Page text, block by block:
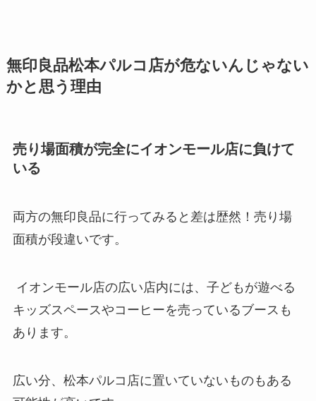
無印良品松本パルコ店が危ないんじゃない
かと思う理由
売り場面積が完全にイオンモール店に負けて
いる
両方の無印良品に行ってみると差は歴然！売り場
面積が段違いです。
イオンモール店の広い店内には、子どもが遊べる
キッズスペースやコーヒーを売っているブースも
あります。
広い分、松本パルコ店に置いていないものもある